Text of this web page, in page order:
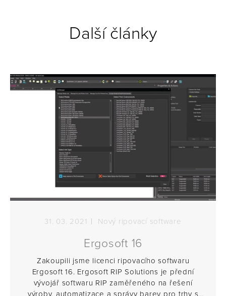
Další články
31. 03. 2021 Nový ripovací software
Ergosoft 16
Zakoupili jsme licenci ripovacího softwaru
Ergosoft 16. Ergosoft RIP Solutions je přední
vývojář softwaru RIP zaměřeného na řešení
výroby, automatizace a správy barev pro trhy s